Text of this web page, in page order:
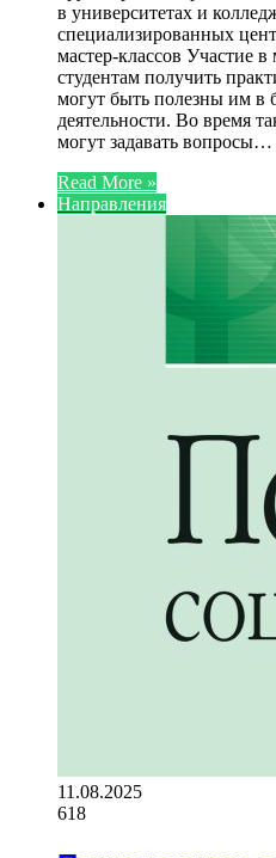
в университетах и
специализированных
мастер-классов Участие в
студентам получить
могут быть полезны им в
деятельности. Во время
могут задавать вопросы…
Read More »
Направления
11.08.2025
618